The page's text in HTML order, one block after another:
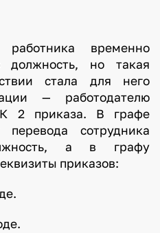
временно
должность, но такая
стала для него
— работодателю
2 приказа. В графе
сотрудника
а в графу
приказов: